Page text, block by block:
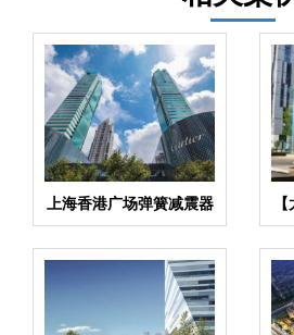
上海香港广场弹簧减震器
合同项目